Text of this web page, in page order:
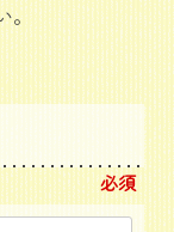
。
必須